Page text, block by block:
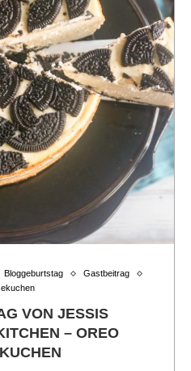
Bloggeburtstag
Gastbeitrag
VON JESSIS
– OREO